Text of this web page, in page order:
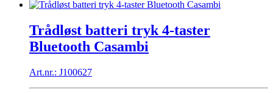
Trådløst batteri tryk 4-taster
Bluetooth Casambi
Art.nr.: J100627